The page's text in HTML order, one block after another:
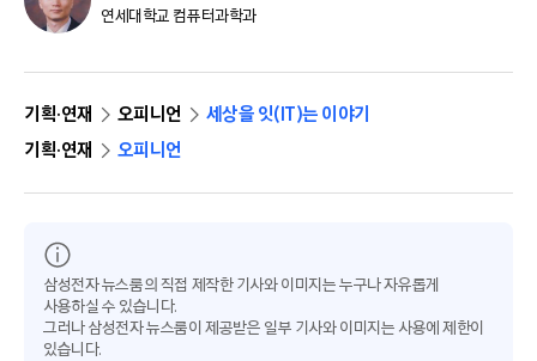
연세대학교 컴퓨터과학과
기획·연재 오피니언
세상을 잇(IT)는 이야기
기획·연재
오피니언
삼성전자 뉴스룸의 직접 제작한 기사와 이미지는 누구나 자유롭게
사용하실 수 있습니다.
그러나 삼성전자 뉴스룸이 제공받은 일부 기사와 이미지는 사용에 제한이
있습니다.